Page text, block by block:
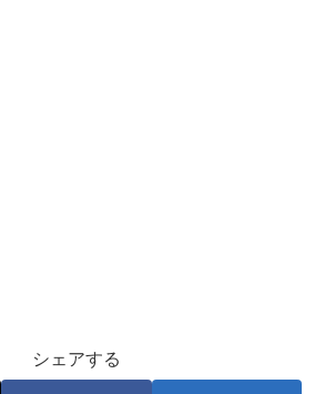
シェアする